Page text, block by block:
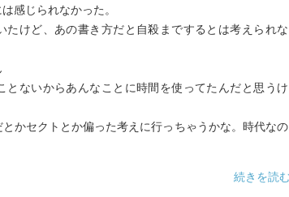
感じられなかった。
たけど、あの書き方だと自殺までするとは考えられな
とないからあんなことに時間を使ってたんだと思うけ
かセクトとか偏った考えに行っちゃうかな。時代なの
ったのに。この頃だってSFとか恋愛ものとかミステリ